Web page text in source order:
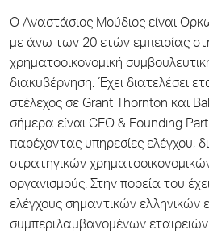
Ο Αναστάσιος Μούδιος είναι
με άνω των 20 ετών εμπειρίας
χρηματοοικονομική
διακυβέρνηση. Έχει διατελέσει
στέλεχος σε Grant Thornton και
σήμερα είναι CEO & Founding
παρέχοντας υπηρεσίες ελέγχου,
στρατηγικών
οργανισμούς. Στην πορεία του
ελέγχους σημαντικών ελληνικών
συμπεριλαμβανομένων